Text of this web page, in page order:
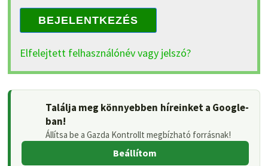
BEJELENTKEZÉS
Elfelejtett felhasználónév vagy jelszó?
Találja meg könnyebben híreinket a Google-
ban!
Állítsa be a Gazda Kontrollt megbízható forrásnak!
Beállítom